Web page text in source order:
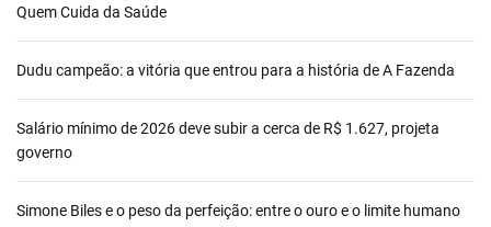
Quem Cuida da Saúde
Dudu campeão: a vitória que entrou para a história de A Fazenda
Salário mínimo de 2026 deve subir a cerca de R$ 1.627, projeta
governo
Simone Biles e o peso da perfeição: entre o ouro e o limite humano